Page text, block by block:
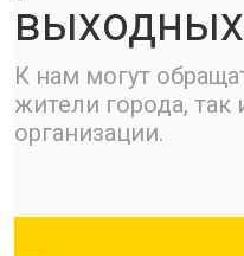
К нам могут
жители города,
организации.